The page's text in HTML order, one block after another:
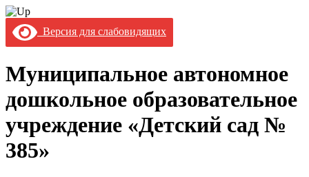
Версия для слабовидящих
Муниципальное автономное
дошкольное образовательное
учреждение «Детский сад №
385»